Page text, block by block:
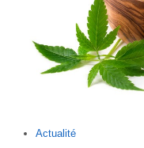
Actualité